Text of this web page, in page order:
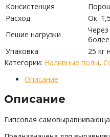
Консистенция
Расход
Ок.
Пешие нагрузки
Упаковка
25 кг
Категории: Наливные полы,
Описание
Описание
Гипсовая